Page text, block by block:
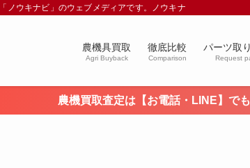
ウキナビ」のウェブメディアです。ノウキナビブログを通じ
農機具買取
Agri Buyback
徹底比較
Comparison
パーツ取
Request
農機買取査定は【お電話・LINE】で